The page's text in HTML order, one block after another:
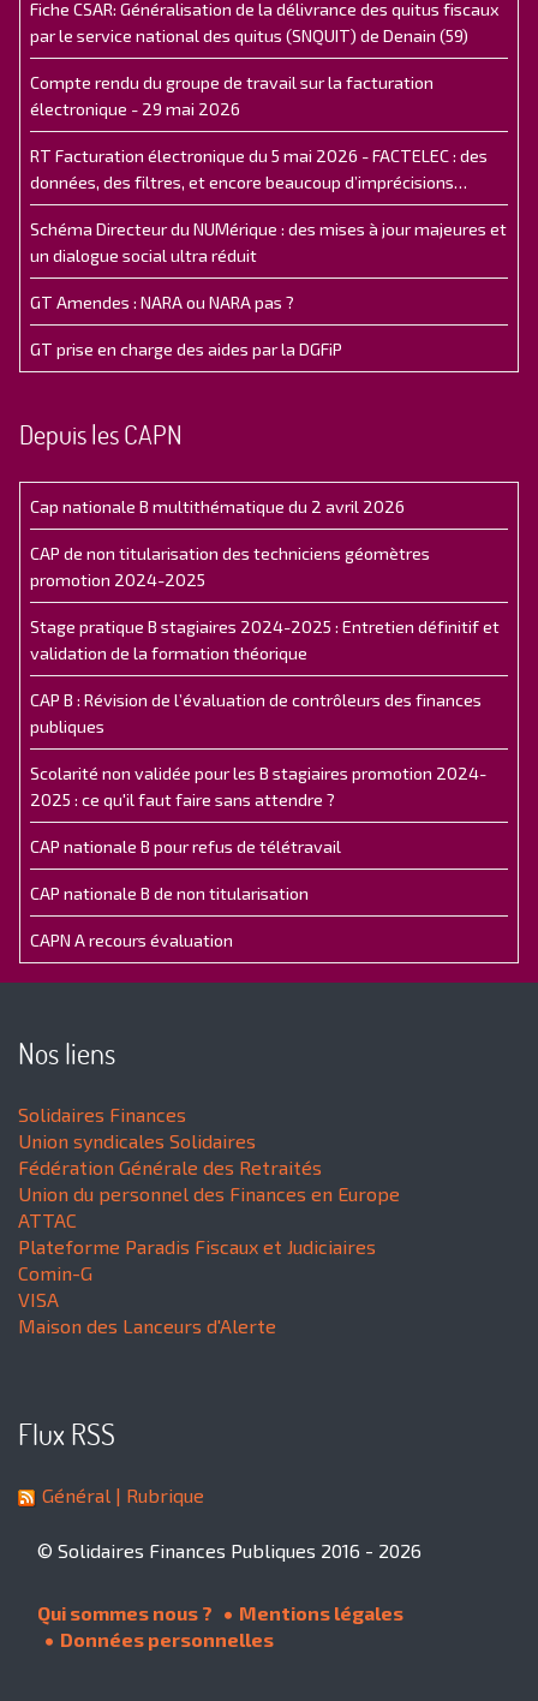
Fiche CSAR: Généralisation de la délivrance des quitus fiscaux
par le service national des quitus (SNQUIT) de Denain (59)
Compte rendu du groupe de travail sur la facturation
électronique - 29 mai 2026
RT Facturation électronique du 5 mai 2026 - FACTELEC : des
données, des filtres, et encore beaucoup d’imprécisions…
Schéma Directeur du NUMérique : des mises à jour majeures et
un dialogue social ultra réduit
GT Amendes : NARA ou NARA pas ?
GT prise en charge des aides par la DGFiP
Depuis les CAPN
Cap nationale B multithématique du 2 avril 2026
CAP de non titularisation des techniciens géomètres
promotion 2024-2025
Stage pratique B stagiaires 2024-2025 : Entretien définitif et
validation de la formation théorique
CAP B : Révision de l’évaluation de contrôleurs des finances
publiques
Scolarité non validée pour les B stagiaires promotion 2024-
2025 : ce qu'il faut faire sans attendre ?
CAP nationale B pour refus de télétravail
CAP nationale B de non titularisation
CAPN A recours évaluation
Nos liens
Solidaires Finances
Union syndicales Solidaires
Fédération Générale des Retraités
Union du personnel des Finances en Europe
ATTAC
Plateforme Paradis Fiscaux et Judiciaires
Comin-G
VISA
Maison des Lanceurs d'Alerte
Flux RSS
Général | Rubrique
© Solidaires Finances Publiques 2016 - 2026
Qui sommes nous ?
Mentions légales
Données personnelles